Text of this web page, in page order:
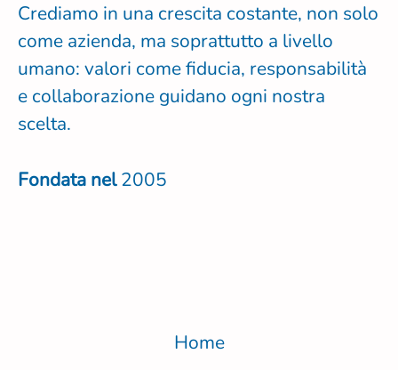
Crediamo in una crescita costante, non solo
come azienda, ma soprattutto a livello
umano: valori come fiducia, responsabilità
e collaborazione guidano ogni nostra
scelta.
Fondata nel2005
Home